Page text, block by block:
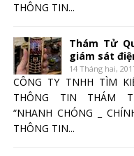
THÔNG TIN...
Thám Tử
giám sát
14 Tháng hai,
CÔNG TY TNHH TÌM
THÔNG TIN THÁM
“NHANH CHÓNG _
THÔNG TIN...